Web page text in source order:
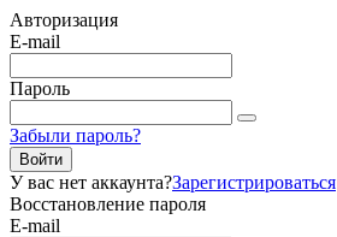
Авторизация
E-mail
Пароль
Забыли пароль?
Войти
У вас нет аккаунта?Зарегистрироваться
Восстановление пароля
E-mail